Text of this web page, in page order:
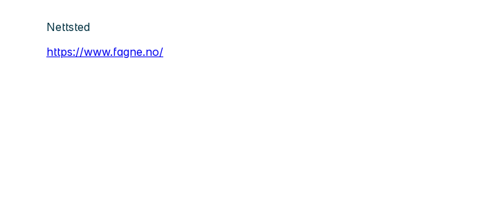
Nettsted
https://www.fagne.no/